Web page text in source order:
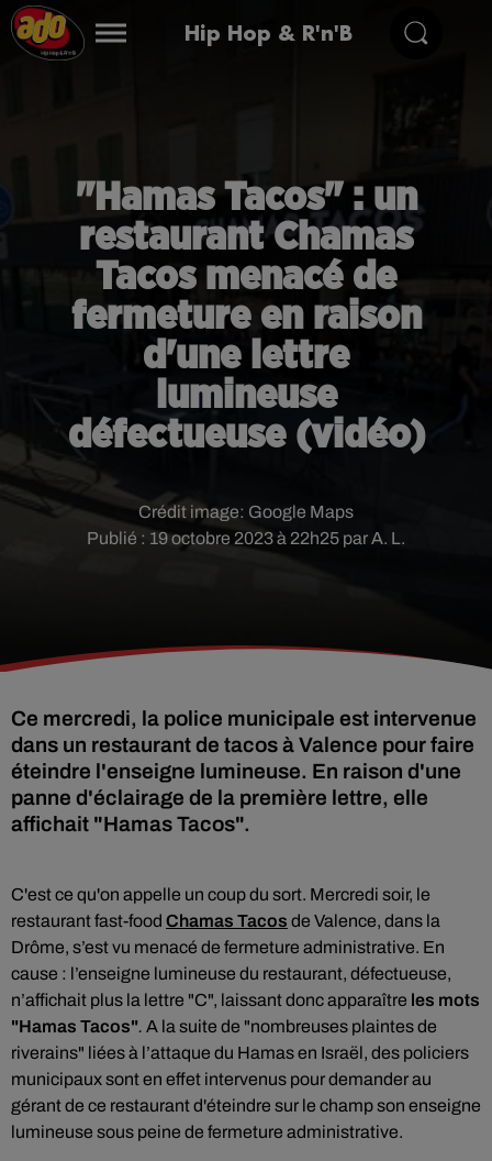
Hip Hop & R'n'B
"Hamas Tacos" : un
restaurant Chamas
Tacos menacé de
fermeture en raison
d'une lettre
lumineuse
défectueuse (vidéo)
Publié : 19 octobre 2023 à 22h25 par A. L.
Crédit image: Google Maps
Ce mercredi, la police municipale est intervenue
dans un restaurant de tacos à Valence pour faire
éteindre l'enseigne lumineuse. En raison d'une
panne d'éclairage de la première lettre, elle
affichait "Hamas Tacos".
C'est ce qu'on appelle un coup du sort. Mercredi soir, le
restaurant fast-food Chamas Tacos de Valence, dans la
Drôme, s’est vu menacé de fermeture administrative. En
cause : l’enseigne lumineuse du restaurant, défectueuse,
n’affichait plus la lettre "C", laissant donc apparaître les mots
"Hamas Tacos". A la suite de "nombreuses plaintes de
riverains" liées à l’attaque du Hamas en Israël, des policiers
municipaux sont en effet intervenus pour demander au
gérant de ce restaurant d'éteindre sur le champ son enseigne
lumineuse sous peine de fermeture administrative.